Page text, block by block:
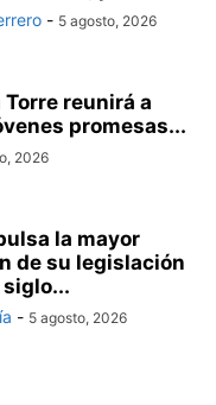
- 5 agosto, 2026
reunirá a
promesas...
2026
la mayor
de su legislación
- 5 agosto, 2026